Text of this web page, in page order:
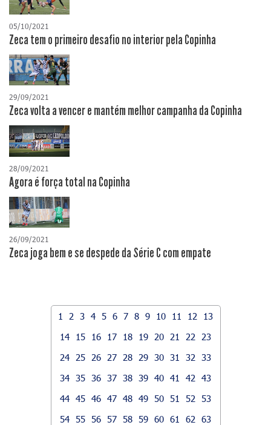
05/10/2021
Zeca tem o primeiro desafio no interior pela Copinha
29/09/2021
Zeca volta a vencer e mantém melhor campanha da Copinha
28/09/2021
Agora é força total na Copinha
26/09/2021
Zeca joga bem e se despede da Série C com empate
1 2 3 4 5 6 7 8 9 10 11 12
13
14
15 16 17 18 19 20 21 22
23
24
25 26 27 28 29 30 31 32
33
34 35 36 37 38 39 40 41 42
43
44 45 46 47 48 49 50 51 52
53
54 55 56 57 58 59 60 61 62
63